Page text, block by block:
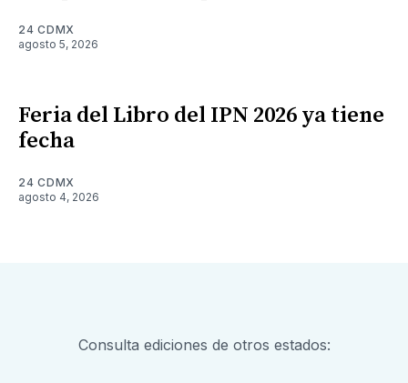
24 CDMX
agosto 5, 2026
Feria del Libro del IPN 2026 ya tiene
fecha
24 CDMX
agosto 4, 2026
Consulta ediciones de otros estados: